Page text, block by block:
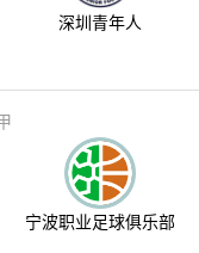
深圳青年人
宁波职业足球俱乐部